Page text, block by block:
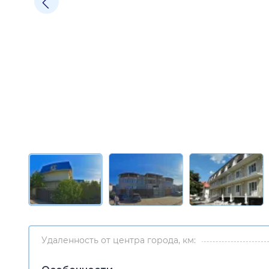
Удаленность от центра города, км: